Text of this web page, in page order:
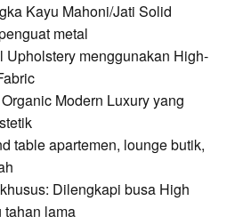
Kayu Mahoni/Jati Solid
metal
Upholstery menggunakan High-
Modern Luxury yang
table apartemen, lounge butik,
Dilengkapi busa High
lama